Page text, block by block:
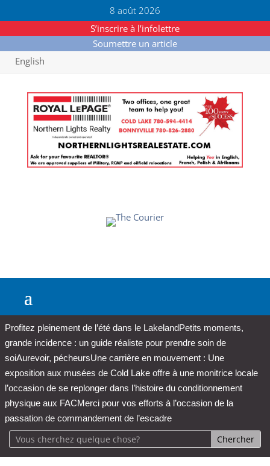
8 août 2026
S’inscrire à l’infolettre
Soumettre un article
English
Profitez pleinement de l’été dans le LakelandPetits moments,
grande incidence : un guide réaliste pour prendre soin de
soiAurevoir, pécheursUne carrière en mouvement : Une
exposition aux musées de Cold Lake offre à une monitrice locale
l’occasion de se replonger dans l’histoire du conditionnement
physique aux FACMerci pour vos efforts à l’occasion de la
passation de commandement de l’escadre